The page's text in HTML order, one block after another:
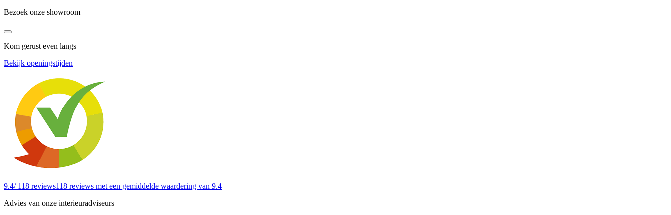
Bezoek onze showroom
Kom gerust even langs
Bekijk openingstijden
9.4/ 118 reviews118 reviews met een gemiddelde waardering van 9.4
Advies van onze interieuradviseurs